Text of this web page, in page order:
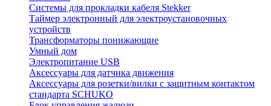
Системы для прокладки кабеля Stekker
Таймер электронный для электроустановочных
устройств
Трансформаторы понижающие
Умный дом
Электропитание USB
Аксессуары для датчика движения
Аксессуары для розетки/вилки с защитным контактом
стандарта SCHUKO